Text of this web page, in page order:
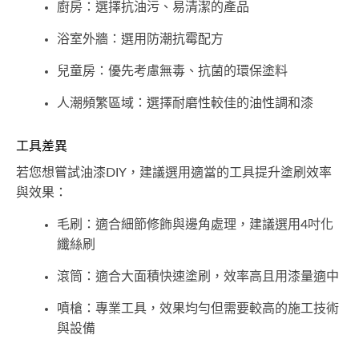
廚房：選擇抗油污、易清潔的產品
浴室外牆：選用防潮抗霉配方
兒童房：優先考慮無毒、抗菌的環保塗料
人潮頻繁區域：選擇耐磨性較佳的油性調和漆
工具差異
若您想嘗試油漆DIY，建議選用適當的工具提升塗刷效率
與效果：
毛刷：適合細節修飾與邊角處理，建議選用4吋化
纖絲刷
滾筒：適合大面積快速塗刷，效率高且用漆量適中
噴槍：專業工具，效果均勻但需要較高的施工技術
與設備